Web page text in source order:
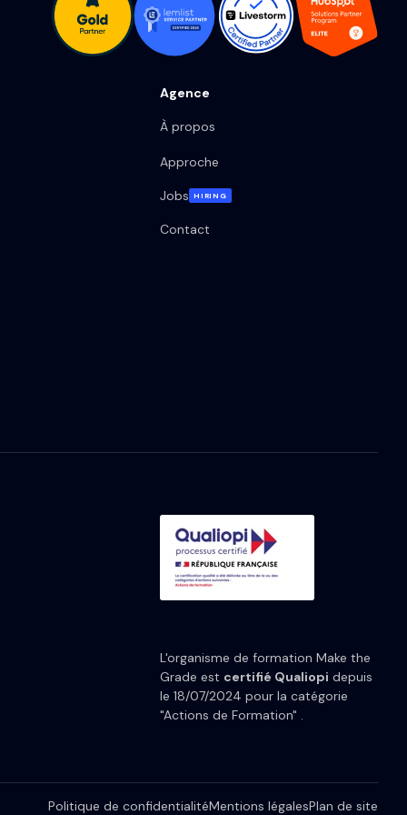
Agence
À propos
Approche
Jobs HIRING
Contact
L'organisme de formation Make the
Grade est certifié Qualiopi depuis
le 18/07/2024 pour la catégorie
"Actions de Formation" .
Politique de confidentialitéMentions légalesPlan de site